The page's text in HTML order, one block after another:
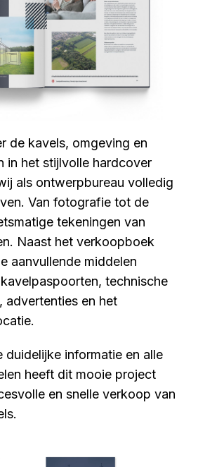
de kavels, omgeving en
in het stijlvolle hardcover
als ontwerpbureau volledig
Van fotografie tot de
tekeningen van
Naast het verkoopboek
aanvullende middelen
technische
advertenties en het
duidelijke informatie en alle
heeft dit mooie project
en snelle verkoop van